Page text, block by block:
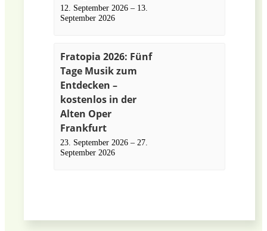
12. September 2026 – 13.
September 2026
Fratopia 2026: Fünf
Tage Musik zum
Entdecken –
kostenlos in der
Alten Oper
Frankfurt
23. September 2026 – 27.
September 2026